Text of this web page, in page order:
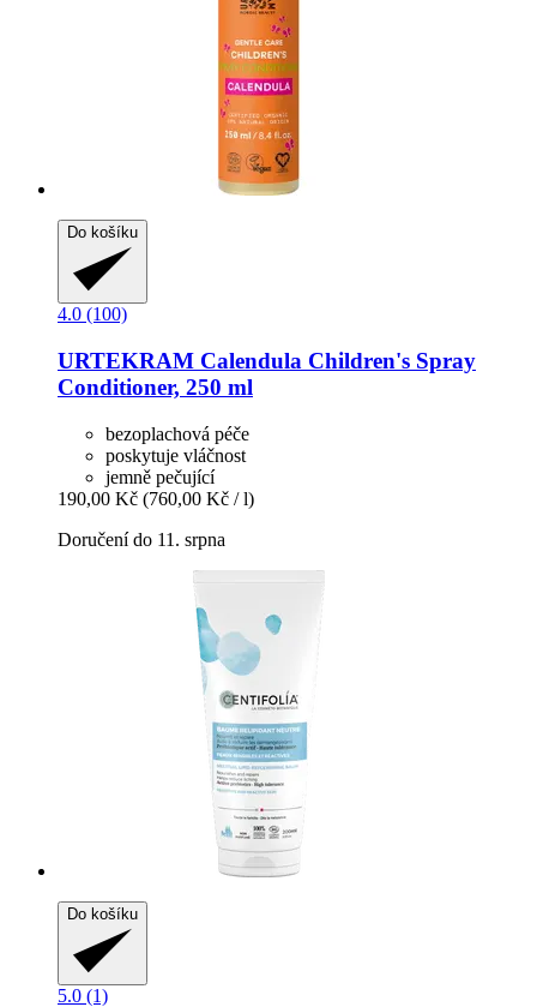
Do košíku
4.0 (100)
URTEKRAM Calendula Children's Spray
Conditioner, 250 ml
bezoplachová péče
poskytuje vláčnost
jemně pečující
190,00 Kč (760,00 Kč / l)
Doručení do 11. srpna
Do košíku
5.0 (1)